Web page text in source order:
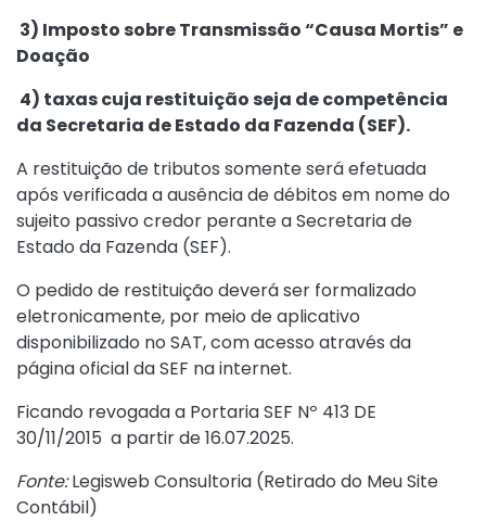
3) Imposto sobre Transmissão “Causa Mortis” e
Doação
4) taxas cuja restituição seja de competência
da Secretaria de Estado da Fazenda (SEF).
A restituição de tributos somente será efetuada
após verificada a ausência de débitos em nome do
sujeito passivo credor perante a Secretaria de
Estado da Fazenda (SEF).
O pedido de restituição deverá ser formalizado
eletronicamente, por meio de aplicativo
disponibilizado no SAT, com acesso através da
página oficial da SEF na internet.
Ficando revogada a Portaria SEF Nº 413 DE
30/11/2015 a partir de 16.07.2025.
Fonte:Legisweb Consultoria (Retirado do Meu Site
Contábil)